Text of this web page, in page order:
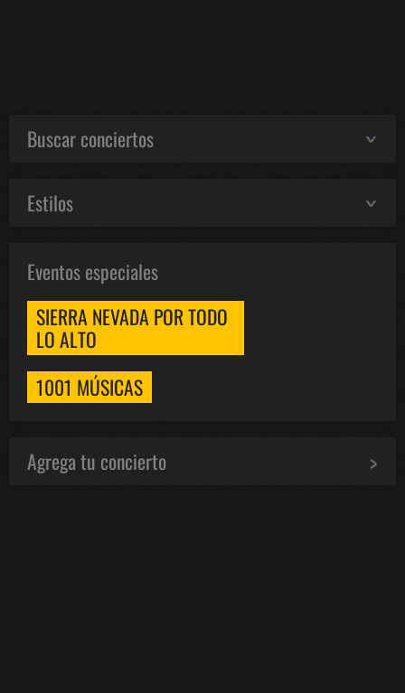
Buscar conciertos
Estilos
Eventos especiales
SIERRA NEVADA POR TODO
LO ALTO
1001 MÚSICAS
Agrega tu concierto